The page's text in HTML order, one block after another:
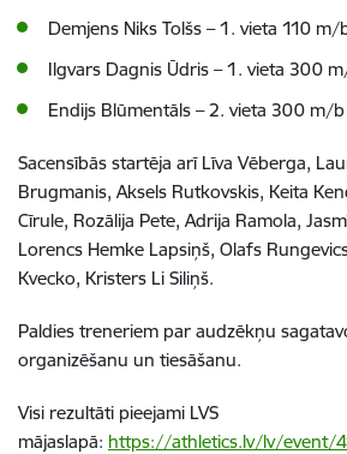
Demjens Niks Tolšs – 1. vieta 110 m/
Ilgvars Dagnis Ūdris – 1. vieta 300
Endijs Blūmentāls – 2. vieta 300 m/
Sacensībās startēja arī Līva Vēberga,
Brugmanis, Aksels Rutkovskis, Keita
Cīrule, Rozālija Pete, Adrija Ramola,
Lorencs Hemke Lapsiņš, Olafs
Kvecko, Kristers Li Siliņš.
Paldies treneriem par audzēkņu
organizēšanu un tiesāšanu.
Visi rezultāti pieejami LVS
mājaslapā: https://athletics.lv/lv/event/